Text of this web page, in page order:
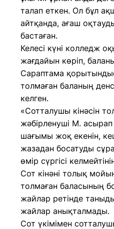
талап еткен. Ол бұл
айтқанда, ағаш
бастаған.
Келесі күні колледж
жағдайын көріп,
Сараптама
толмаған баланың
келген.
«Сотталушы кінәсін
жәбірленуші М.
шағымы жоқ екенін,
жазадан босатуды
өмір сүргісі
Сот кінәні толық
толмаған баласының
жайлар ретінде
жайлар анықталмады.
Сот үкімімен